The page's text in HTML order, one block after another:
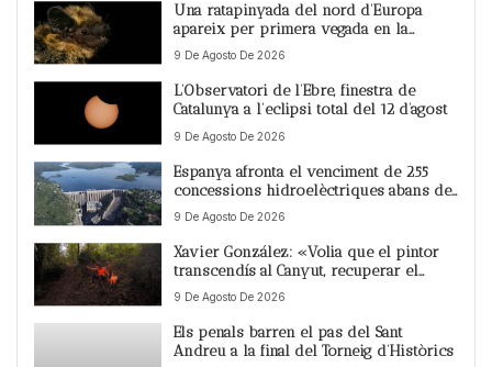
Una ratapinyada del nord d’Europa
apareix per primera vegada en la
península a Catalunya
9 De Agosto De 2026
L’Observatori de l’Ebre, finestra de
Catalunya a l’eclipsi total del 12 d’agost
9 De Agosto De 2026
Espanya afronta el venciment de 255
concessions hidroelèctriques abans de
2030
9 De Agosto De 2026
Xavier González: «Volia que el pintor
transcendís al Canyut, recuperar el
Cadaqués etern, el del nen i això m’ha
fet sentir molt viu»
9 De Agosto De 2026
Els penals barren el pas del Sant
Andreu a la final del Torneig d’Històrics